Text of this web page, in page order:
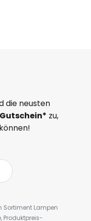
die neusten
zu,
Sortiment Lampen
Produktpreis-